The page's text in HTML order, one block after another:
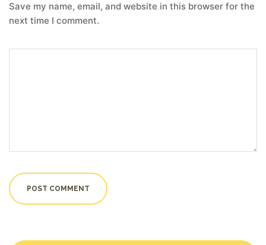
Save my name, email, and website in this browser for the
next time I comment.